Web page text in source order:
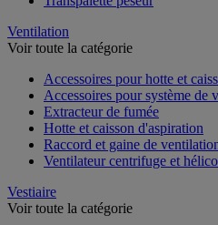
Ventilation
Voir toute la catégorie
Accessoires pour hotte et
Accessoires pour système de
Extracteur de fumée
Hotte et caisson d'aspiration
Raccord et gaine de
Ventilateur centrifuge et
Vestiaire
Voir toute la catégorie